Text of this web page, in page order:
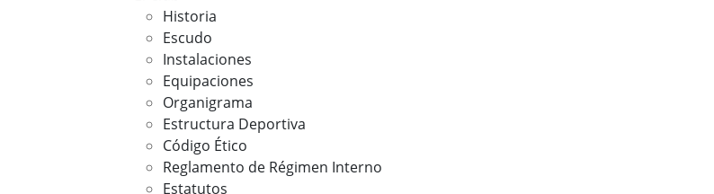
Historia
Escudo
Instalaciones
Equipaciones
Organigrama
Estructura Deportiva
Código Ético
Reglamento de Régimen Interno
Estatutos